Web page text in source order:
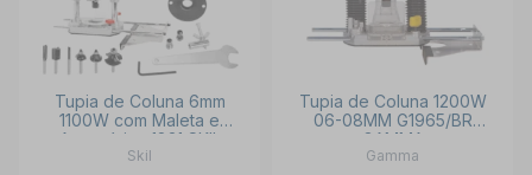
Tupia de Coluna 6mm
1100W com Maleta e
Acessórios 1831 SKIL
Skil
Tupia de Coluna 1200W
06-08MM G1965/BR
GAMMA
Gamma